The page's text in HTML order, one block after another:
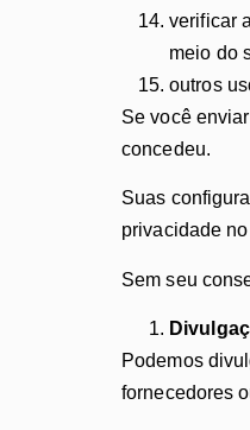
verificar
meio do
outros
Se você
concedeu.
Suas
privacidade
Sem seu
Podemos
fornecedores